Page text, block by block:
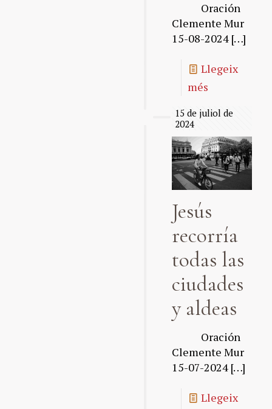
Oración
Clemente Mur
15-08-2024 […]
Llegeix
més
15 de juliol de
2024
Jesús
recorría
todas las
ciudades
y aldeas
Oración
Clemente Mur
15-07-2024 […]
Llegeix